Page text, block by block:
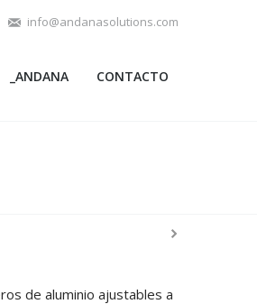
info@andanasolutions.com
_ANDANA CONTACTO
de aluminio ajustables a